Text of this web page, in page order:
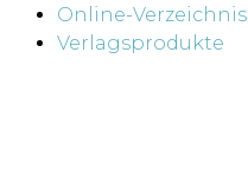
Online-Verzeichnis
Verlagsprodukte